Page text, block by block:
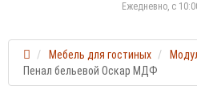
Ежедневно, с
Мебель для гостиных
Пенал бельевой Оскар МДФ